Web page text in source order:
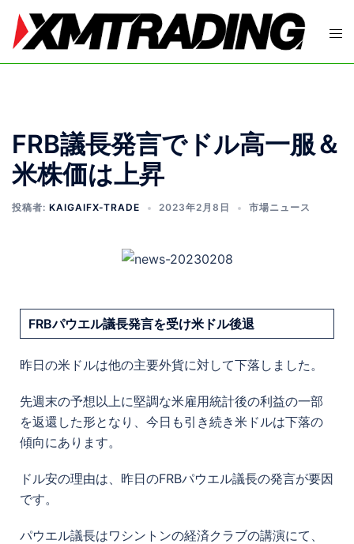
FRB議長発言でドル高一服＆
米株価は上昇
投稿者: KAIGAIFX-TRADE 2023年2月8日 市場ニュース
FRBパウエル議長発言を受け米ドル後退
昨日の米ドルは他の主要外貨に対して下落しました。
先週末の予想以上に堅調な米雇用統計後の利益の一部
を返還した形となり、今日も引き続き米ドルは下落の
傾向にあります。
ドル安の理由は、 昨日のFRBパウエル議長の発言が要因
です。
パウエル議長はワシントンの経済クラブの講演にて、